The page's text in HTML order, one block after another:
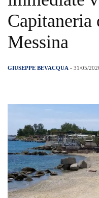
Messina
GIUSEPPE BEVACQUA - 31/05/